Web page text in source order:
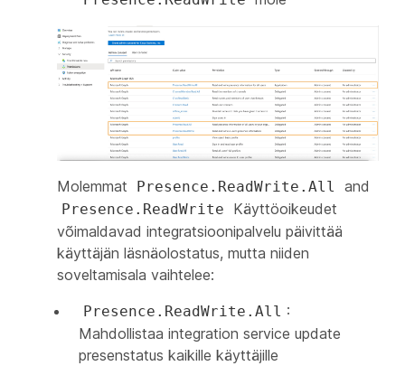
Molemmat Presence.ReadWrite.All and
Presence.ReadWrite
Käyttöoikeudet
võimaldavad integratsioonipalvelu päivittää
käyttäjän läsnäolostatus, mutta niiden
soveltamisala vaihtelee:
Presence.ReadWrite.All :
Mahdollistaa integration service update
presenstatus kaikille käyttäjille